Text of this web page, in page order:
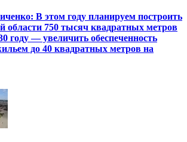
В этом году планируем построить
области 750 тысяч квадратных метров
году — увеличить обеспеченность
до 40 квадратных метров на